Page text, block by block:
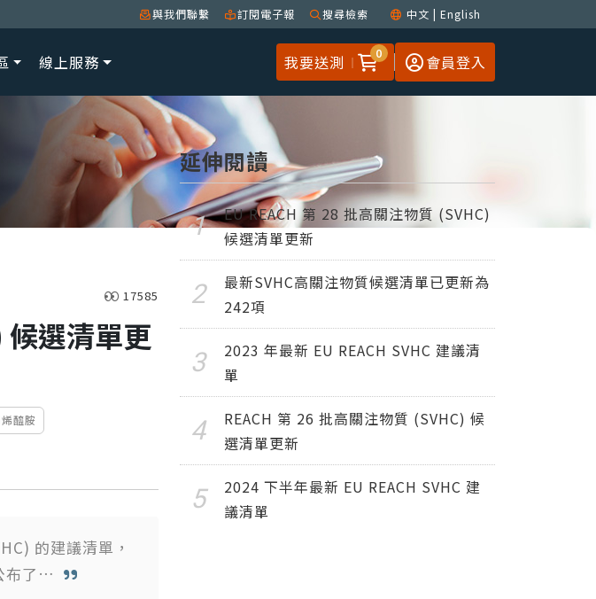
與我們聯繫 訂閱電子報 搜尋檢索 中文 | English
我要送測 0 會員登入
線上服務
17585
候選清單更
醯胺
的建議清單，
布了…
延伸閱讀
EU REACH 第 28 批高關注物質 (SVHC)
候選清單更新
最新SVHC高關注物質候選清單已更新為
242項
2023 年最新 EU REACH SVHC 建議清
單
REACH 第 26 批高關注物質 (SVHC) 候
選清單更新
2024 下半年最新 EU REACH SVHC 建
議清單